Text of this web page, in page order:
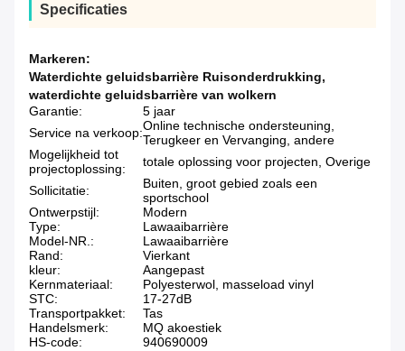
Specificaties
Markeren:
Waterdichte geluidsbarrière Ruisonderdrukking,
waterdichte geluidsbarrière van wolkern
Garantie:
5 jaar
Service na verkoop:Online technische ondersteuning,
Terugkeer en Vervanging, andere
Mogelijkheid tot
projectoplossing:
totale oplossing voor projecten, Overige
Sollicitatie:
Buiten, groot gebied zoals een
sportschool
Ontwerpstijl:
Modern
Type:
Lawaaibarrière
Model-NR.:
Lawaaibarrière
Rand:
Vierkant
kleur:
Aangepast
Kernmateriaal:
Polyesterwol, masseload vinyl
STC:
17-27dB
Transportpakket:
Tas
Handelsmerk:
MQ akoestiek
HS-code:
940690009